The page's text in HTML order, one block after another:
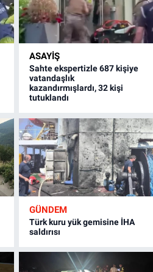
ASAYİŞ
Sahte ekspertizle 687 kişiye
vatandaşlık
kazandırmışlardı, 32 kişi
tutuklandı
GÜNDEM
Türk kuru yük gemisine İHA
saldırısı